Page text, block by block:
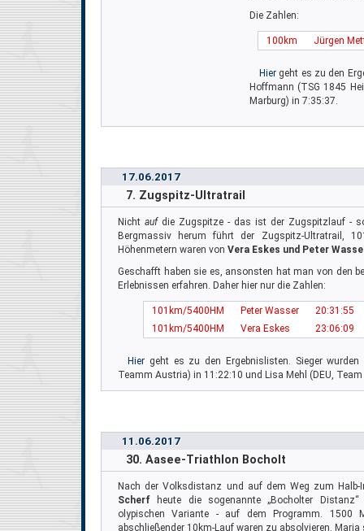
Die Zahlen:
100km Jürgen
Hier geht es zu den
Hoffmann (TSG 1845
Marburg) in 7:35:37.
17.06.2017
7. Zugspitz-Ultratrail
Nicht auf die Zugspitze - das ist der Zugspitzlauf -
Bergmassiv herum führt der Zugspitz-Ultratrail,
Höhenmetern waren von Vera Eskes und Peter
Geschafft haben sie es, ansonsten hat man von den
Erlebnissen erfahren. Daher hier nur die Zahlen:
101km/5400HM Peter Wasser
20:31:55
101km/5400HM
Vera Eskes 23:06:09
Hier geht es zu den Ergebnislisten. Sieger
Teamm Austria) in 11:22:10 und Lisa Mehl (DEU,
11.06.2017
30. Aasee-Triathlon Bocholt
Nach der Volksdistanz und auf dem Weg zum
Scherf heute die sogenannte „Bocholter
olypischen Variante - auf dem Programm. 1500
abschließender 10km-Lauf waren zu absolvieren. Maria